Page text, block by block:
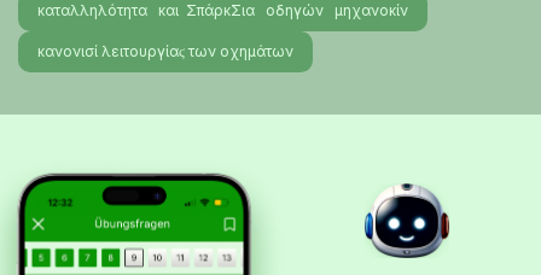
καταλληλότητα και ΣπάρκΣια οδηγών μηχανοκίν
κανονισί λειτουργίαϛ των οχημάτων